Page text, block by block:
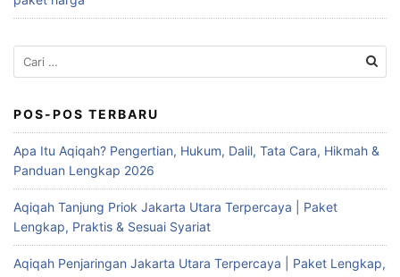
Cari
untuk:
POS-POS TERBARU
Apa Itu Aqiqah? Pengertian, Hukum, Dalil, Tata Cara, Hikmah &
Panduan Lengkap 2026
Aqiqah Tanjung Priok Jakarta Utara Terpercaya | Paket
Lengkap, Praktis & Sesuai Syariat
Aqiqah Penjaringan Jakarta Utara Terpercaya | Paket Lengkap,